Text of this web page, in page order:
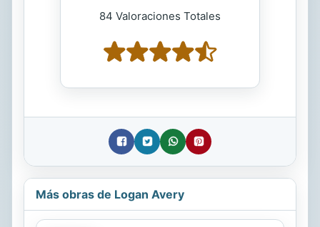
84 Valoraciones Totales
Más obras de Logan Avery